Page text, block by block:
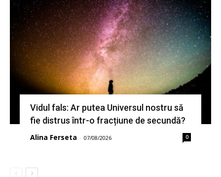
Vidul fals: Ar putea Universul nostru să
fie distrus într-o fracțiune de secundă?
Alina Ferseta - 07/08/2026 0